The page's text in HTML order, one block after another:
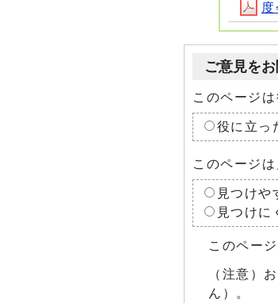
ご意見を
このページ
役に立っ
このページ
見つけや
見つけに
このペー
（注意）
ん）。